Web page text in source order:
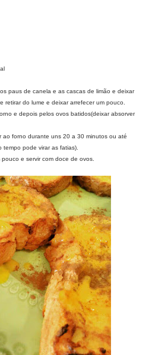
paus de canela e as cascas de limão e deixar
retirar do lume e deixar arrefecer um pouco.
e depois pelos ovos batidos(deixar absorver
ao forno durante uns 20 a 30 minutos ou até
pode virar as fatias).
e servir com doce de ovos.